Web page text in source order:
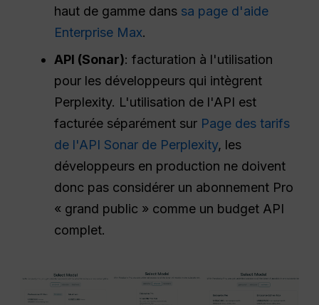
haut de gamme dans sa page d'aide
Enterprise Max.
API (Sonar): facturation à l'utilisation
pour les développeurs qui intègrent
Perplexity. L'utilisation de l'API est
facturée séparément sur Page des tarifs
de l'API Sonar de Perplexity, les
développeurs en production ne doivent
donc pas considérer un abonnement Pro
« grand public » comme un budget API
complet.